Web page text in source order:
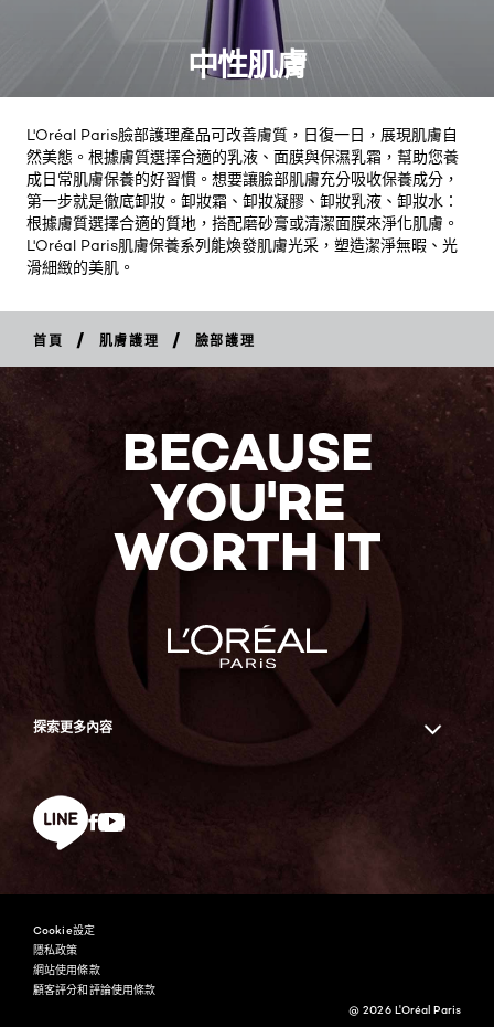
中性肌膚
L'Oréal Paris臉部護理產品可改善膚質，日復一日，展現肌膚自
然美態。根據膚質選擇合適的乳液、面膜與保濕乳霜，幫助您養
成日常肌膚保養的好習慣。想要讓臉部肌膚充分吸收保養成分，
第一步就是徹底卸妝。卸妝霜、卸妝凝膠、卸妝乳液、卸妝水：
根據膚質選擇合適的質地，搭配磨砂膏或清潔面膜來淨化肌膚。
L'Oréal Paris肌膚保養系列能煥發肌膚光采，塑造潔淨無暇、光
滑細緻的美肌。
首頁 / 肌膚護理 / 臉部護理
BECAUSE
YOU'RE
WORTH IT
探索更多內容
Cookie設定
隱私政策
網站使用條款
顧客評分和評論使用條款
@ 2026 L'Oréal Paris